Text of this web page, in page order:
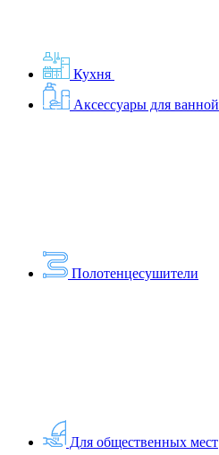
Кухня
Аксессуары для ванной
Полотенцесушители
Для общественных мест